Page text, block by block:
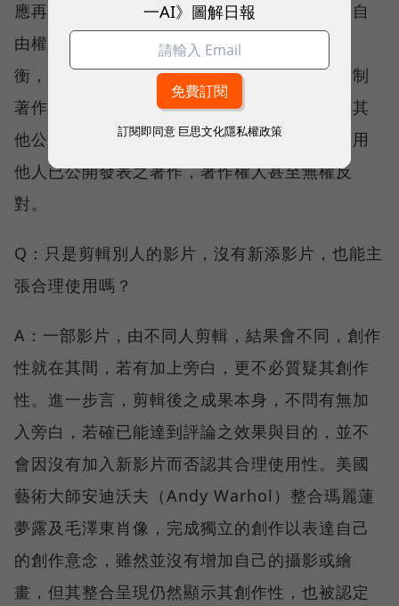
應再決定是不是合理使用，會影響評論之言論自
由權利。著作權保護與言論自由，必須有效均
衡，著作權法給予著作人著作權，相對地亦限制
著作權，允許基於報導、評論、教學、研究或其
他公益目的，可以不必經過著作權人同意，引用
他人已公開發表之著作，著作權人甚至無權反
對。
Q：只是剪輯別人的影片，沒有新添影片，也能主
張合理使用嗎？
A：一部影片，由不同人剪輯，結果會不同，創作
性就在其間，若有加上旁白，更不必質疑其創作
性。進一步言，剪輯後之成果本身，不問有無加
入旁白，若確已能達到評論之效果與目的，並不
會因沒有加入新影片而否認其合理使用性。美國
藝術大師安迪沃夫（Andy Warhol）整合瑪麗蓮
夢露及毛澤東肖像，完成獨立的創作以表達自己
的創作意念，雖然並沒有增加自己的攝影或繪
畫，但其整合呈現仍然顯示其創作性，也被認定
一AI》圖解日報
訂閱即同意 巨思文化隱私權政策